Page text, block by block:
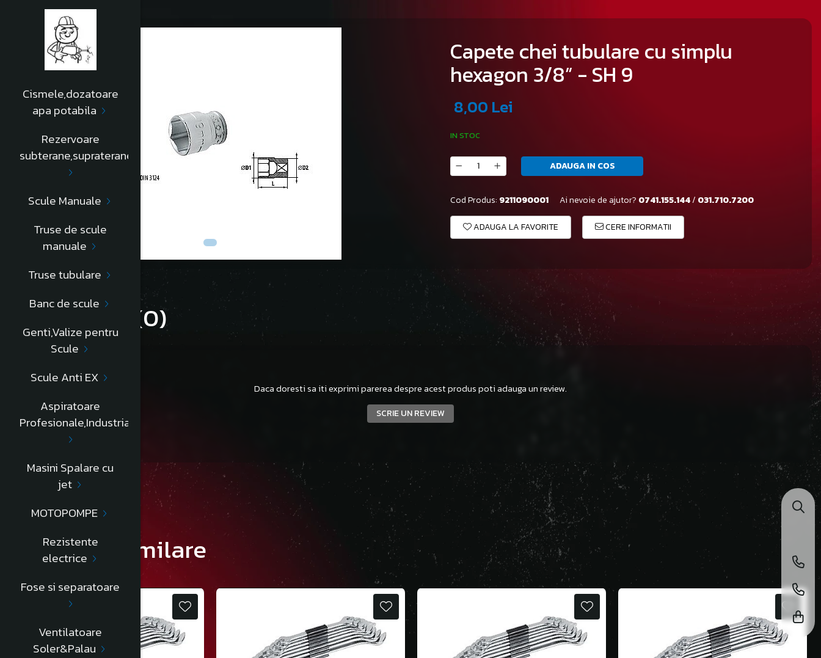
Cismele,dozatoare
apa potabila
Rezervoare
subterane,supraterane
Scule Manuale
Truse de scule
manuale
Truse tubulare
Banc de scule
Genti,Valize pentru
Scule
Scule Anti EX
Aspiratoare
Profesionale,Industriale
Masini Spalare cu
jet
MOTOPOMPE
Rezistente
electrice
Fose si separatoare
Ventilatoare
Soler&Palau
Capete chei tubulare cu simplu
hexagon 3/8” - SH 9
8,00 Lei
IN STOC
ADAUGA IN COS
Cod Produs: 9211090001 Ai nevoie de ajutor? 0741.155.144/ 031.710.7200
ADAUGA LA FAVORITE CERE INFORMATII
Review-uri (0)
Daca doresti sa iti exprimi parerea despre acest produs poti adauga un review.
SCRIE UN REVIEW
Produse similare